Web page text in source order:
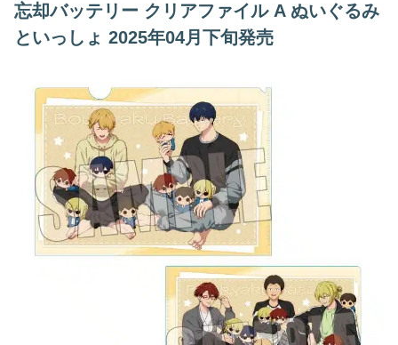
忘却バッテリー クリアファイル A ぬいぐるみ
といっしょ 2025年04月下旬発売